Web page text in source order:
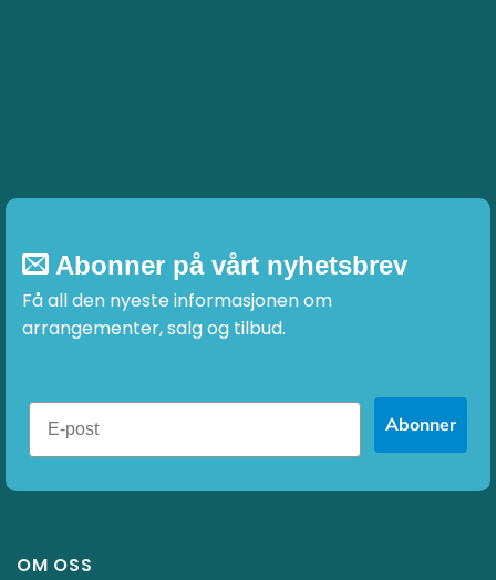
Abonner på vårt nyhetsbrev
Få all den nyeste informasjonen om
arrangementer, salg og tilbud.
Abonner
OM OSS